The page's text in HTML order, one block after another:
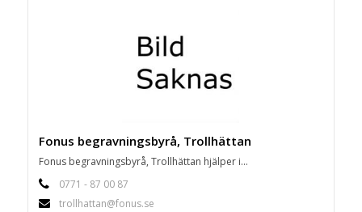
Fonus begravningsbyrå, Trollhättan
Fonus begravningsbyrå, Trollhättan hjälper i...
0771 - 87 00 87
trollhattan@fonus.se